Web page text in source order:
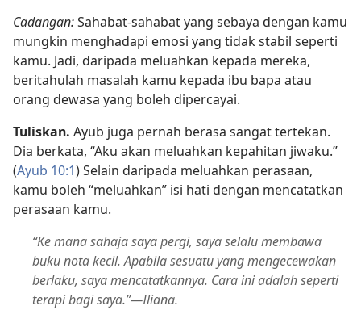
Cadangan:Sahabat-sahabat yang sebaya dengan kamu
mungkin menghadapi emosi yang tidak stabil seperti
kamu. Jadi, daripada meluahkan kepada mereka,
beritahulah masalah kamu kepada ibu bapa atau
orang dewasa yang boleh dipercayai.
Tuliskan. Ayub juga pernah berasa sangat tertekan.
Dia berkata, “Aku akan meluahkan kepahitan jiwaku.”
(Ayub 10:1) Selain daripada meluahkan perasaan,
kamu boleh “meluahkan” isi hati dengan mencatatkan
perasaan kamu.
“Ke mana sahaja saya pergi, saya selalu membawa
buku nota kecil. Apabila sesuatu yang mengecewakan
berlaku, saya mencatatkannya. Cara ini adalah seperti
terapi bagi saya.”​—Iliana.